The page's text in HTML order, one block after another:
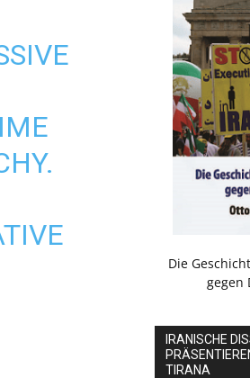
Die
gegen
IRANISCHE
TIRANA